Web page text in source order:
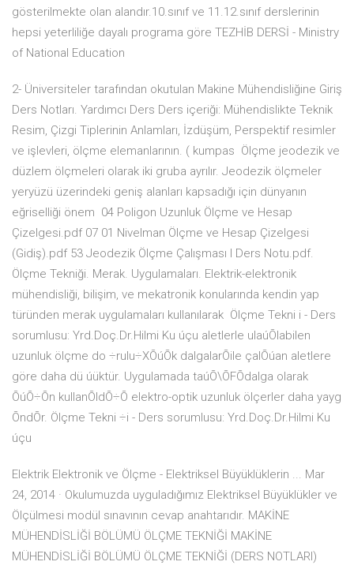
gösterilmekte olan alandır.10.sınıf ve 11.12.sınıf derslerinin
hepsi yeterliliğe dayalı programa göre TEZHİB DERSİ - Ministry
of National Education
2- Üniversiteler tarafından okutulan Makine Mühendisliğine Giriş
Ders Notları. Yardımcı Ders Ders içeriği: Mühendislikte Teknik
Resim, Çizgi Tiplerinin Anlamları, İzdüşüm, Perspektif resimler
ve işlevleri, ölçme elemanlarının. ( kumpas Ölçme jeodezik ve
düzlem ölçmeleri olarak iki gruba ayrılır. Jeodezik ölçmeler
yeryüzü üzerindeki geniş alanları kapsadığı için dünyanın
eğriselliği önem 04 Poligon Uzunluk Ölçme ve Hesap
Çizelgesi.pdf 07 01 Nivelman Ölçme ve Hesap Çizelgesi
(Gidiş).pdf 53 Jeodezik Ölçme Çalışması I Ders Notu.pdf.
Ölçme Tekniği. Merak. Uygulamaları. Elektrik-elektronik
mühendisliği, bilişim, ve mekatronik konularında kendin yap
türünden merak uygulamaları kullanılarak Ölçme Tekni i - Ders
sorumlusu: Yrd.Doç.Dr.Hilmi Ku úçu aletlerle ulaúÕlabilen
uzunluk ölçme do ÷rulu÷XÕúÕk dalgalarÕile çalÕúan aletlere
göre daha dü úüktür. Uygulamada taúÕ\ÕFÕdalga olarak
ÕúÕ÷Õn kullanÕldÕ÷Õ elektro-optik uzunluk ölçerler daha yayg
ÕndÕr. Ölçme Tekni ÷i - Ders sorumlusu: Yrd.Doç.Dr.Hilmi Ku
úçu
Elektrik Elektronik ve Ölçme - Elektriksel Büyüklüklerin ... Mar
24, 2014 · Okulumuzda uyguladığımız Elektriksel Büyüklükler ve
Ölçülmesi modül sınavının cevap anahtarıdır. MAKİNE
MÜHENDİSLİĞİ BÖLÜMÜ ÖLÇME TEKNİĞİ MAKİNE
MÜHENDİSLİĞİ BÖLÜMÜ ÖLÇME TEKNİĞİ (DERS NOTLARI)